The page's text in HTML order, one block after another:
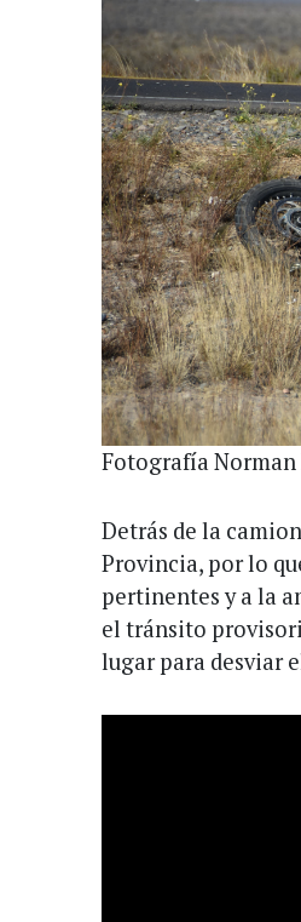
Fotografía Norman
Detrás de la
Provincia, por lo
pertinentes y a la
el tránsito
lugar para desviar